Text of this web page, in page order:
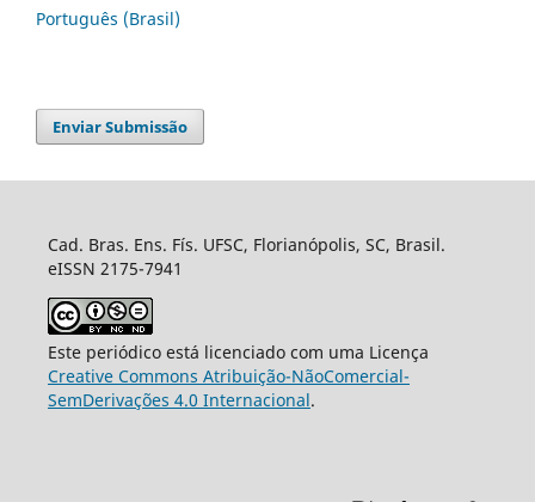
Português (Brasil)
Enviar Submissão
Cad. Bras. Ens. Fís. UFSC, Florianópolis, SC, Brasil.
eISSN 2175-7941
Este periódico está licenciado com uma Licença
Creative Commons Atribuição-NãoComercial-
SemDerivações 4.0 Internacional.